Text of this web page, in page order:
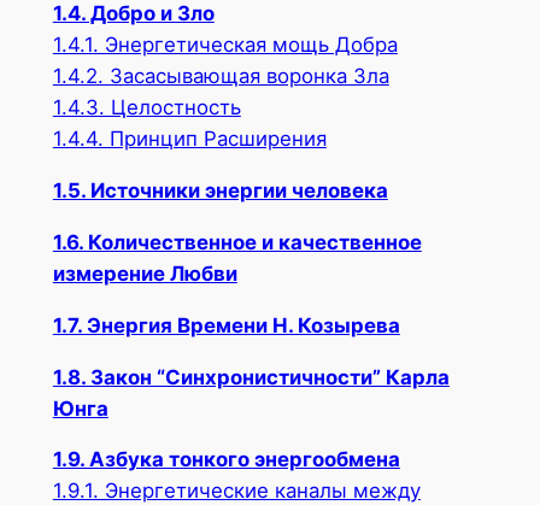
1.4. Добро и Зло
1.4.1. Энергетическая мощь Добра
1.4.2. Засасывающая воронка Зла
1.4.3. Целостность
1.4.4. Принцип Расширения
1.5. Источники энергии человека
1.6. Количественное и качественное
измерение Любви
1.7. Энергия Времени Н. Козырева
1.8. Закон “Синхронистичности” Карла
Юнга
1.9. Азбука тонкого энергообмена
1.9.1. Энергетические каналы между